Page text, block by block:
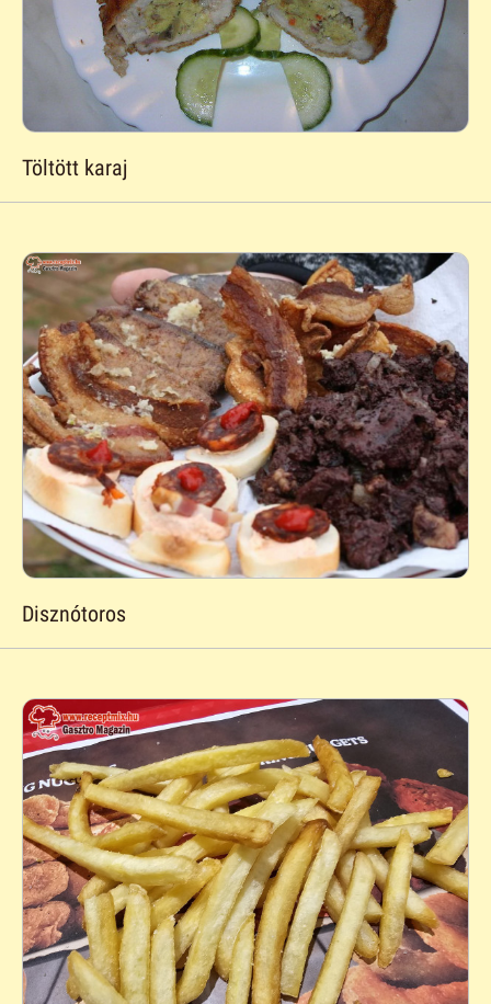
Töltött karaj
Disznótoros